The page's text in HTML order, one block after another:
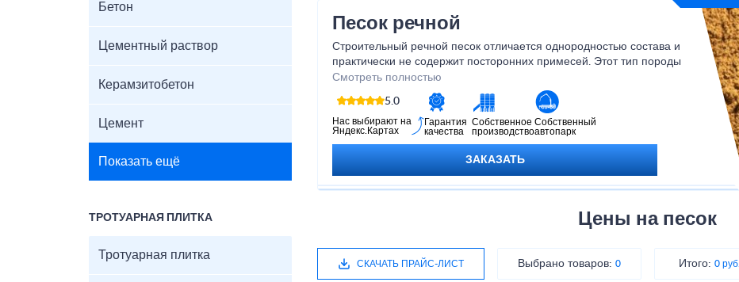
Бетон
Цементный раствор
Керамзитобетон
Цемент
Показать ещё
ТРОТУАРНАЯ ПЛИТКА
Тротуарная плитка
Песок речной
Строительный речной песок отличается однородностью состава и
практически не содержит посторонних примесей. Этот тип породы
может быть разной крупности, что делает его универсальным
строительным материалом. Овальные песчинки дают красивые блики
на солнце и подходят для ландшафтного дизайна.
Смотреть полностью
5.0
Нас выбирают на
Яндекс.Картах
Гарантия
качества
Собственное
производство
Собственный
автопарк
ЗАКАЗАТЬ
Цены на песок
СКАЧАТЬ ПРАЙС-ЛИСТ Выбрано товаров: 0 Итого:0 руб.